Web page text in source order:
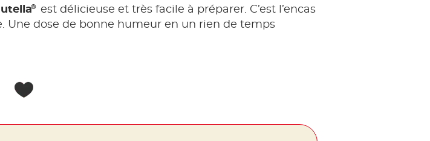
®
est délicieuse et très facile à préparer. C’est l’encas
Une dose de bonne humeur en un rien de temps